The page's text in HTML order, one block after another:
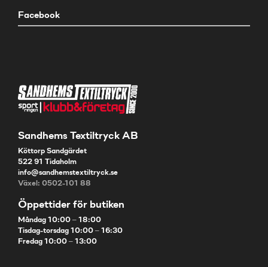
Facebook
Sandhems Textiltryck AB
Köttorp Sandgärdet
522 91 Tidaholm
info@sandhemstextiltryck.se
Växel: 0502-101 88
Öppettider för butiken
Måndag 10:00 – 18:00
Tisdag-torsdag 10:00 – 16:30
Fredag 10:00 – 13:00